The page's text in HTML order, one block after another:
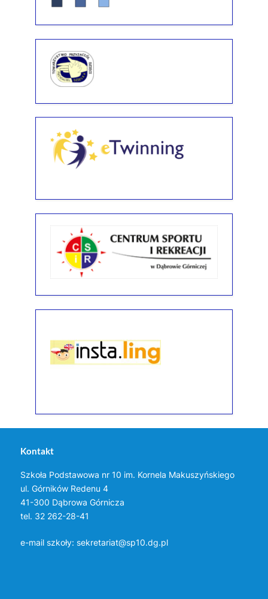
Kontakt
Szkoła Podstawowa nr 10 im. Kornela Makuszyńskiego
ul. Górników Redenu 4
41-300 Dąbrowa Górnicza
tel. 32 262-28-41
e-mail szkoły: sekretariat@sp10.dg.pl